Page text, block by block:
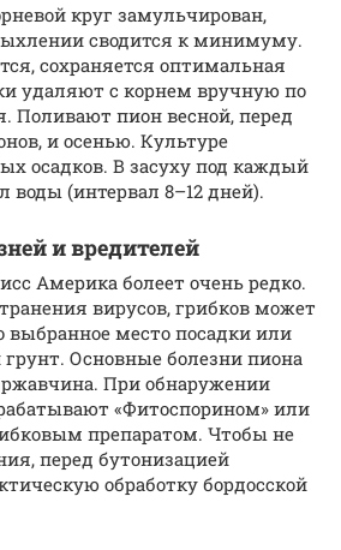
круг замульчирован,
сводится к минимуму.
сохраняется оптимальная
удаляют с корнем вручную по
Поливают пион весной, перед
и осенью. Культуре
осадков. В засуху под каждый
воды (интервал 8–12 дней).
и вредителей
Америка болеет очень редко.
вирусов, грибков может
выбранное место посадки или
Основные болезни пиона
При обнаружении
«Фитоспорином» или
препаратом. Чтобы не
перед бутонизацией
обработку бордосской